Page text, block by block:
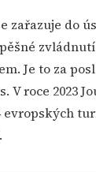
zařazuje do
Je to za
V roce 2023
evropských